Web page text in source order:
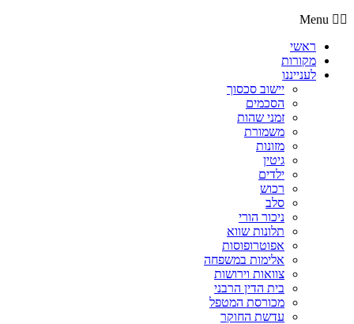
Menu
ראשי
מקורות
לענייננו
יישוב סכסוך
הסכמים
זמני שהות
משמורת
מזונות
גיטין
ילדים
רכוש
סלב
ניכור הורי
תלונות שווא
אפוטרופוסות
אלימות במשפחה
צוואות וירושות
בית הדין הרבני
מכורסת המטפל
עדשת החוקר